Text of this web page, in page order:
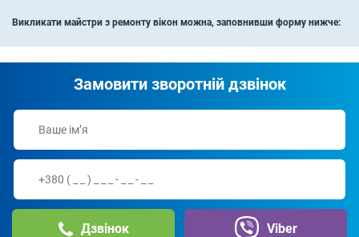
Викликати майстри з ремонту вікон можна, заповнивши форму нижче:
Замовити зворотній дзвінок
Дзвінок Viber